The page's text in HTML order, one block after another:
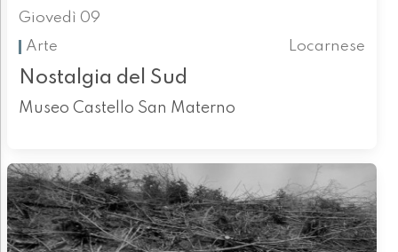
Giovedì 09
Arte
Locarnese
Nostalgia del Sud
Museo Castello San Materno